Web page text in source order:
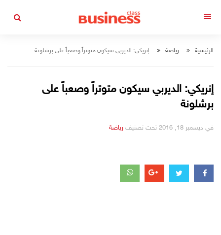
الرئيسية رياضة إنريكي: الديربي سيكون متوتراً وصعباً على برشلونة
إنريكي: الديربي سيكون متوتراً وصعباً على
برشلونة
في ديسمبر 18, 2016 تحت تصنيف التصانيف
رياضة